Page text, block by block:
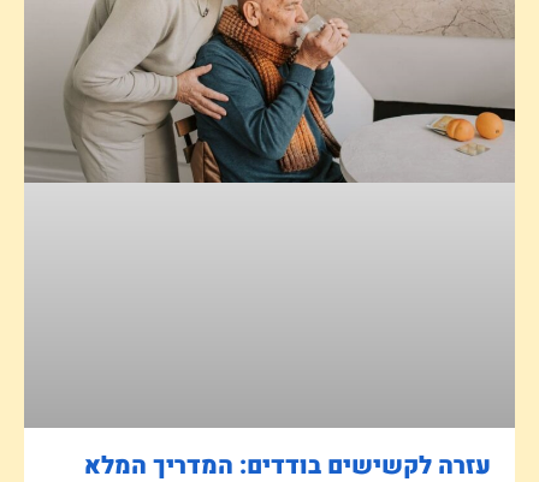
עזרה לקשישים בודדים: המדריך המלא